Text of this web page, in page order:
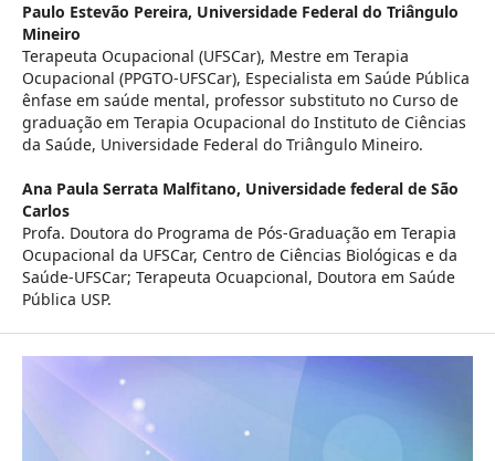
Paulo Estevão Pereira, Universidade Federal do Triângulo
Mineiro
Terapeuta Ocupacional (UFSCar), Mestre em Terapia
Ocupacional (PPGTO-UFSCar), Especialista em Saúde Pública
ênfase em saúde mental, professor substituto no Curso de
graduação em Terapia Ocupacional do Instituto de Ciências
da Saúde, Universidade Federal do Triângulo Mineiro.
Ana Paula Serrata Malfitano, Universidade federal de São
Carlos
Profa. Doutora do Programa de Pós-Graduação em Terapia
Ocupacional da UFSCar, Centro de Ciências Biológicas e da
Saúde-UFSCar; Terapeuta Ocuapcional, Doutora em Saúde
Pública USP.